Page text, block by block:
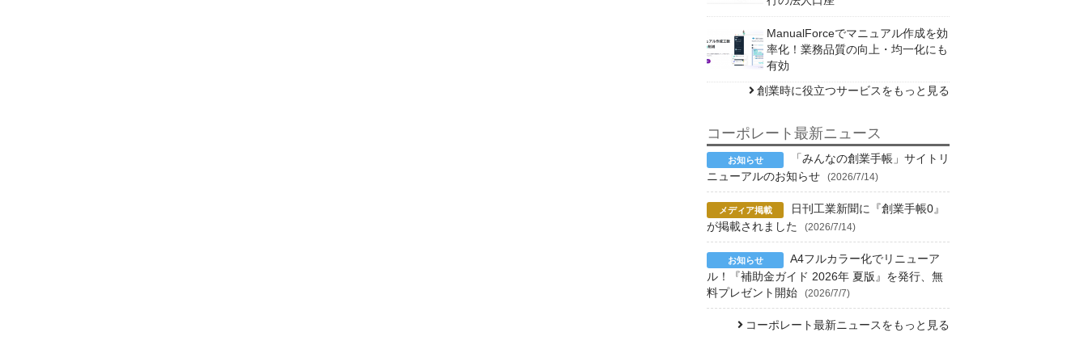
ManualForceでマニュアル作成を効
率化！業務品質の向上・均一化にも
有効
創業時に役立つサービスをもっと見る
コーポレート最新ニュース
「みんなの創業手帳」サイトリ
ニューアルのお知らせ
(2026/7/14)
日刊工業新聞に『創業手帳0』
が掲載されました
(2026/7/14)
A4フルカラー化でリニューア
ル！『補助金ガイド 2026年 夏版』を発行、無
料プレゼント開始
(2026/7/7)
コーポレート最新ニュースをもっと見る